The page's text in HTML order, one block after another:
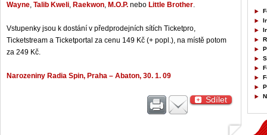
Wayne Talib Kweli Raekwon M.O.P. nebo Little Brother
Vstupenky jsou k dostání v předprodejních sítích Ticketpro,
Ticketstream a Ticketportal za cenu 149 Kč (+ popl.), na místě potom
za 249 Kč.
Narozeniny Radia Spin, Praha – Abaton, 30. 1. 09
Sdílet